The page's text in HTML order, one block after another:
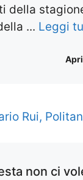
della
... Leggi
non ci